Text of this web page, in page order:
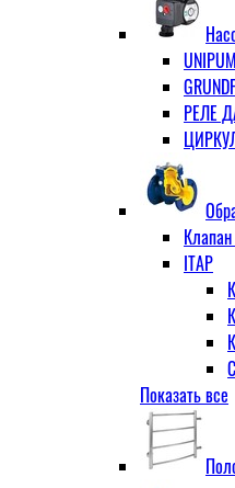
РЕЛЕ
ITAP
VALTEC
АДЛ
Показать все